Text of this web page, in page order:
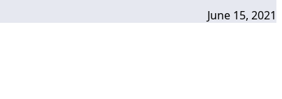
June 15, 2021